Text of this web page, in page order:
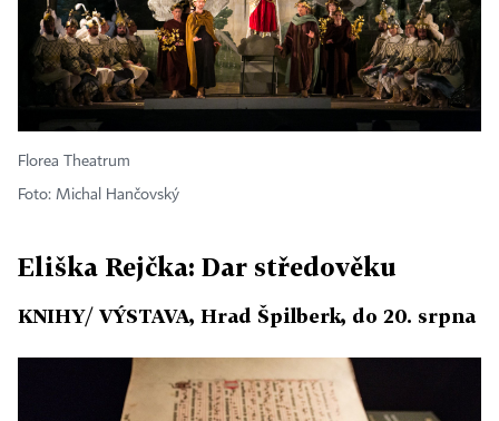
Florea Theatrum
Foto: Michal Hančovský
Eliška Rejčka: Dar středověku
KNIHY/ VÝSTAVA, Hrad Špilberk, do 20. srpna